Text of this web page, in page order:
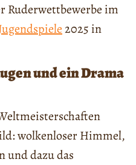
Ruderwettbewerbe im
2025 in
und ein Drama
wolkenloser Himmel,
und dazu das